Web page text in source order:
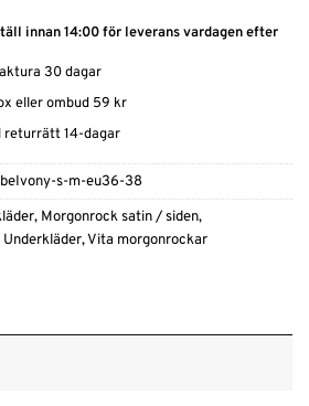
innan 14:00 för leverans vardagen efter
30 dagar
eller ombud 59 kr
returrätt 14-dagar
s-m-eu36-38
, Morgonrock satin / siden,
Underkläder,Vita morgonrockar